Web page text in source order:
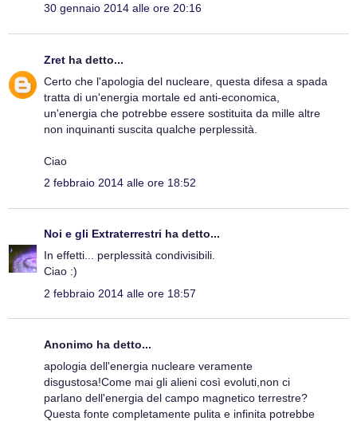
30 gennaio 2014 alle ore 20:16
Zret ha detto...
Certo che l'apologia del nucleare, questa difesa a spada
tratta di un'energia mortale ed anti-economica,
un'energia che potrebbe essere sostituita da mille altre
non inquinanti suscita qualche perplessità.
Ciao
2 febbraio 2014 alle ore 18:52
Noi e gli Extraterrestri ha detto...
In effetti... perplessità condivisibili.
Ciao :)
2 febbraio 2014 alle ore 18:57
Anonimo ha detto...
apologia dell'energia nucleare veramente
disgustosa!Come mai gli alieni così evoluti,non ci
parlano dell'energia del campo magnetico terrestre?
Questa fonte completamente pulita e infinita potrebbe